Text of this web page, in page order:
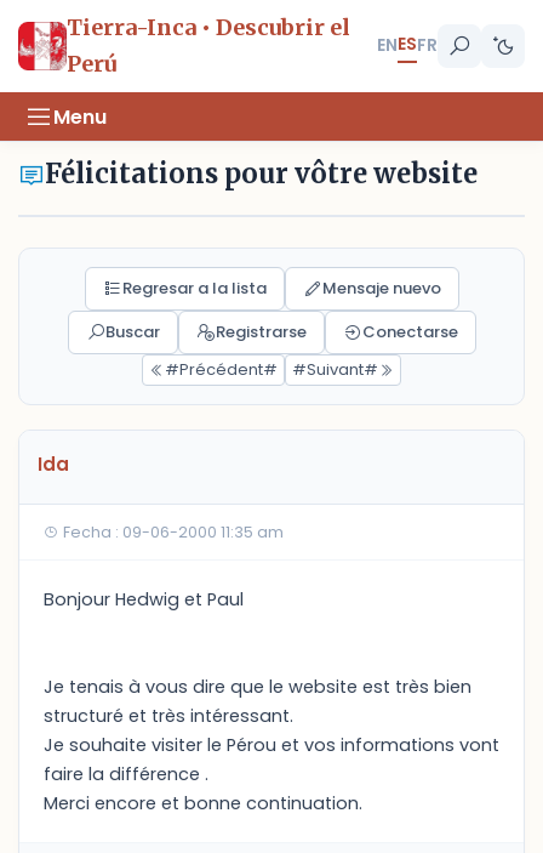
Tierra-Inca • Descubrir el
Perú
ENESFR
Menu
Félicitations pour vôtre website
Regresar a la lista
Mensaje nuevo
Buscar
Registrarse
Conectarse
#Précédent#
#Suivant#
Ida
Fecha : 09-06-2000 11:35 am
Bonjour Hedwig et Paul
Je tenais à vous dire que le website est très bien
structuré et très intéressant.
Je souhaite visiter le Pérou et vos informations vont
faire la différence .
Merci encore et bonne continuation.